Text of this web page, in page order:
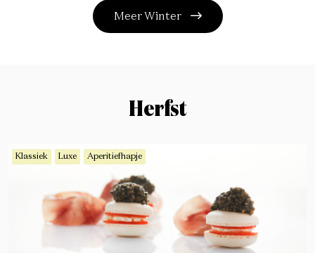
Meer Winter
Herfst
Klassiek Luxe Aperitiefhapje